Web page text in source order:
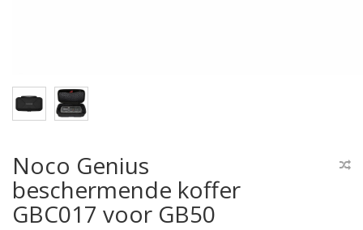
Noco Genius
beschermende koffer
GBC017 voor GB50